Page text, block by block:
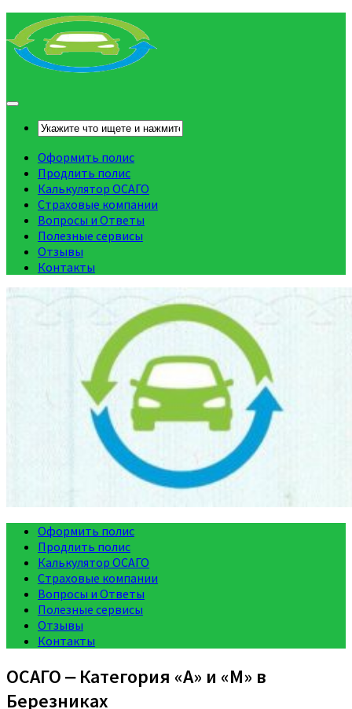
Оформить полис
Продлить полис
Калькулятор ОСАГО
Страховые компании
Вопросы и Ответы
Полезные сервисы
Отзывы
Контакты
Оформить полис
Продлить полис
Калькулятор ОСАГО
Страховые компании
Вопросы и Ответы
Полезные сервисы
Отзывы
Контакты
ОСАГО ‒ Категория «A» и «M» в
Березниках